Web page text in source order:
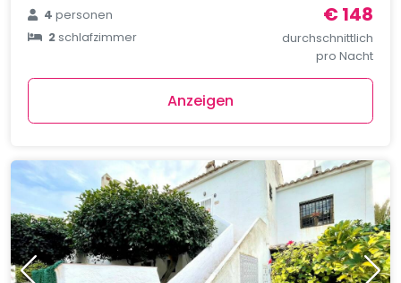
4personen
2schlafzimmer
€ 148
durchschnittlich
pro Nacht
Anzeigen